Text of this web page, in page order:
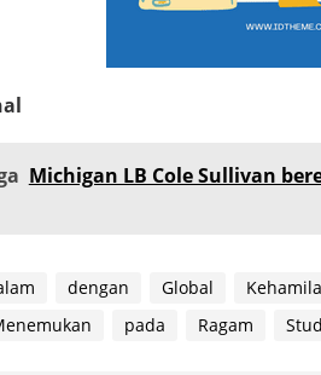
Michigan LB Cole Sullivan
dengan Global
pada Ragam